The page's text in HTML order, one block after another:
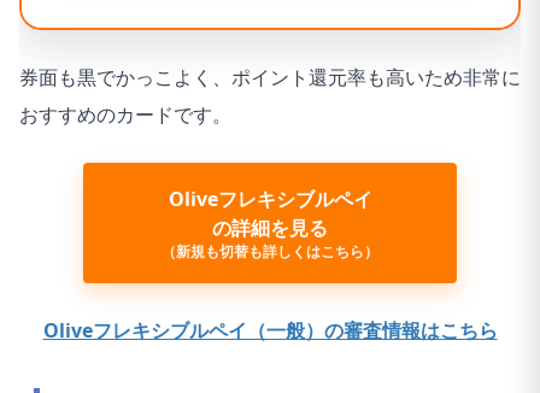
です。
※4.モスバーガー＆カフェも対象です。
※5.対象のすかいらーくグループ飲食店
ステーキガスト、から好し、むさしの森珈琲、藍屋、グ
ラッチェガーデンズ、魚屋路、chawan、La Ohana、と
んから亭、ゆめあん食堂、三〇三なども対象
券面も黒でかっこよく、ポイント還元率も高いため非常に
おすすめのカードです。
Oliveフレキシブルペイ
の詳細を見る
（新規も切替も詳しくはこちら）
Oliveフレキシブルペイ（一般）の審査情報はこちら